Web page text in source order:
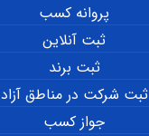
پروانه کسب
ثبت آنلاین
ثبت برند
ثبت شرکت در مناطق آزاد
جواز کسب